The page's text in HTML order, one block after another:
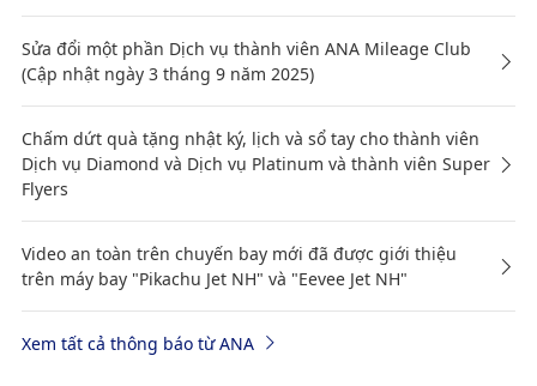
Sửa đổi một phần Dịch vụ thành viên ANA Mileage Club
(Cập nhật ngày 3 tháng 9 năm 2025)
Chấm dứt quà tặng nhật ký, lịch và sổ tay cho thành viên
Dịch vụ Diamond và Dịch vụ Platinum và thành viên Super
Flyers
Video an toàn trên chuyến bay mới đã được giới thiệu
trên máy bay "Pikachu Jet NH" và "Eevee Jet NH"
Xem tất cả thông báo từ ANA